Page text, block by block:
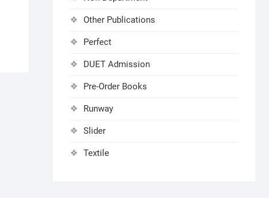
Other Publications
Perfect
DUET Admission
Pre-Order Books
Runway
Slider
Textile